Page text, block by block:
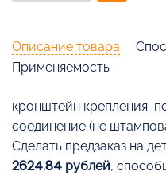
Описание товара
Применяемость
кронштейн крепления
соединение (не
Cделать предзаказ на
2624.84 рублей,